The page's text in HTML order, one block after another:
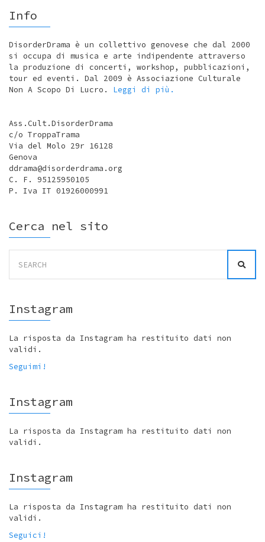
Info
DisorderDrama è un collettivo genovese che dal 2000
si occupa di musica e arte indipendente attraverso
la produzione di concerti, workshop, pubblicazioni,
tour ed eventi. Dal 2009 è Associazione Culturale
Non A Scopo Di Lucro. Leggi di più.
Ass.Cult.DisorderDrama
c/o TroppaTrama
Via del Molo 29r 16128
Genova
ddrama@disorderdrama.org
C. F. 95125950105
P. Iva IT 01926000991
Cerca nel sito
for:
Instagram
La risposta da Instagram ha restituito dati non
validi.
Seguimi!
Instagram
La risposta da Instagram ha restituito dati non
validi.
Instagram
La risposta da Instagram ha restituito dati non
validi.
Seguici!